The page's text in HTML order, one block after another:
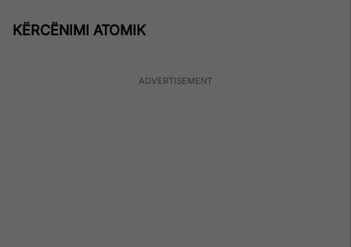
KËRCËNIMI ATOMIK